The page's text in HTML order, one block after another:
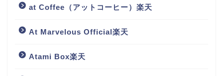
at Coffee（アットコーヒー）楽天
At Marvelous Official楽天
Atami Box楽天